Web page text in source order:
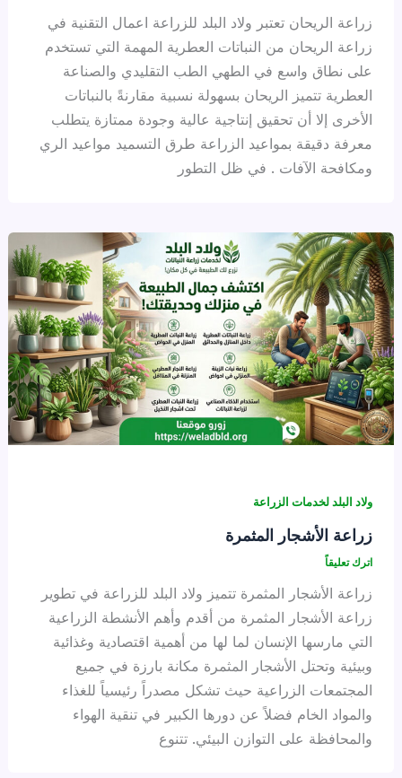
زراعة الريحان تعتبر ولاد البلد للزراعة اعمال التقنية في
زراعة الريحان من النباتات العطرية المهمة التي تستخدم
على نطاق واسع في الطهي الطب التقليدي والصناعة
العطرية تتميز الريحان بسهولة نسبية مقارنةً بالنباتات
الأخرى إلا أن تحقيق إنتاجية عالية وجودة ممتازة يتطلب
معرفة دقيقة بمواعيد الزراعة طرق التسميد مواعيد الري
ومكافحة الآفات . في ظل التطور
ولاد البلد لخدمات الزراعة
زراعة الأشجار المثمرة
اترك تعليقاً
زراعة الأشجار المثمرة تتميز ولاد البلد للزراعة في تطوير
زراعة الأشجار المثمرة من أقدم وأهم الأنشطة الزراعية
التي مارسها الإنسان لما لها من أهمية اقتصادية وغذائية
وبيئية وتحتل الأشجار المثمرة مكانة بارزة في جميع
المجتمعات الزراعية حيث تشكل مصدراً رئيسياً للغذاء
والمواد الخام فضلاً عن دورها الكبير في تنقية الهواء
والمحافظة على التوازن البيئي. تتنوع